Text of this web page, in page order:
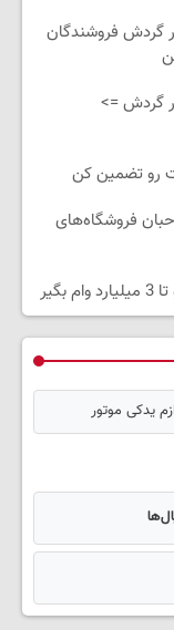
در گردش فروشندگان
در گردش =>
رو تضمین کن
صاحبان فروشگاه‌های
یدکی موتور